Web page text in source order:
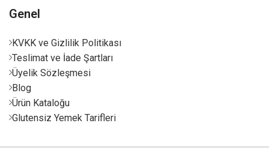
Genel
KVKK ve Gizlilik Politikası
Teslimat ve İade Şartları
Üyelik Sözleşmesi
Blog
Ürün Kataloğu
Glutensiz Yemek Tarifleri